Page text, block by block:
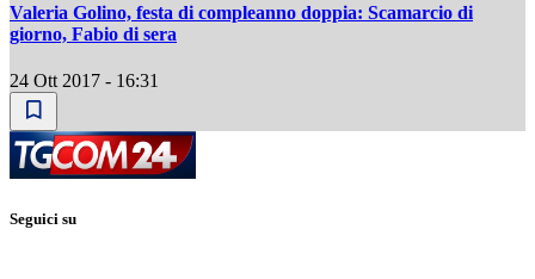
Valeria Golino, festa di compleanno doppia: Scamarcio di
giorno, Fabio di sera
24 Ott 2017 - 16:31
Seguici su